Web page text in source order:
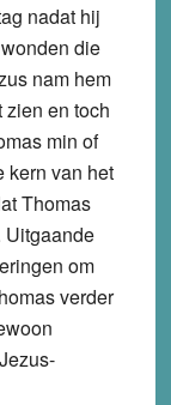
nadat hij
die
nam hem
en toch
min of
kern van het
Thomas
Uitgaande
om
verder